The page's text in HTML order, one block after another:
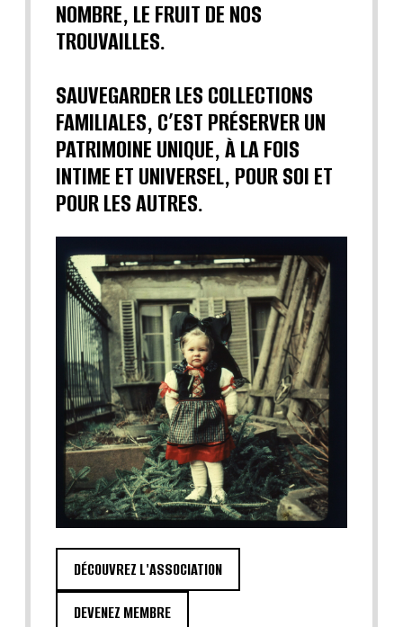
NOMBRE, LE FRUIT DE NOS
TROUVAILLES.
SAUVEGARDER LES COLLECTIONS
FAMILIALES, C’EST PRÉSERVER UN
PATRIMOINE UNIQUE, À LA FOIS
INTIME ET UNIVERSEL, POUR SOI ET
POUR LES AUTRES.
DÉCOUVREZ L'ASSOCIATION
DEVENEZ MEMBRE